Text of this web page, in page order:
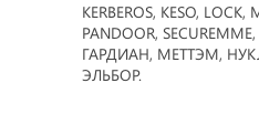
KERBEROS, KESO,
PANDOOR, SECUREMME,
ГАРДИАН, МЕТТЭМ,
ЭЛЬБОР.